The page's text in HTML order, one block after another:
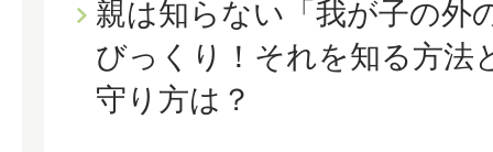
親は知らない「我が子の外
びっくり！それを知る方法
守り方は？